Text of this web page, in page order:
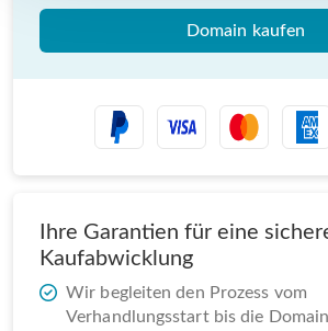
Domain kaufen
Ihre Garantien für eine
Kaufabwicklung
Wir begleiten den Prozess vom
Verhandlungsstart bis die